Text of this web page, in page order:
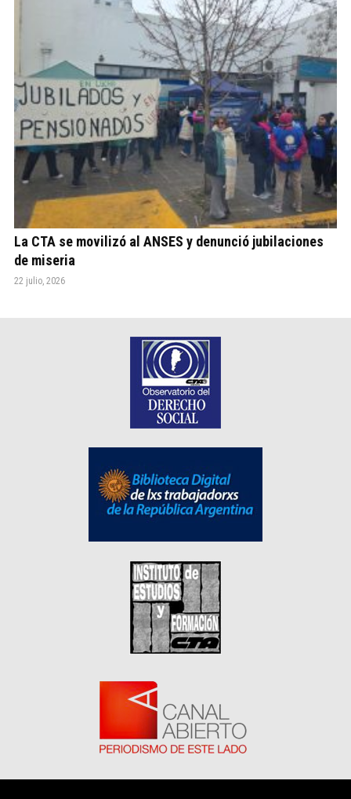
La CTA se movilizó al ANSES y denunció jubilaciones
de miseria
22 julio, 2026